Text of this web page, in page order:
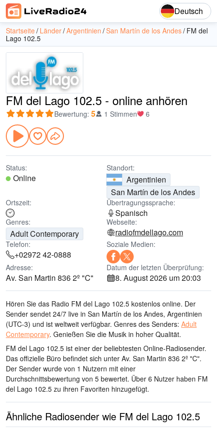
Deutsch
Startseite Länder Argentinien San Martín de los Andes FM del
Lago 102.5
FM del Lago 102.5 - online anhören
Bewertung: 5 1 Stimmen 6
Status:
Online
Standort:
Argentinien
San Martín de los Andes
Ortszeit: Übertragungssprache:
Spanisch
Genres:
Adult Contemporary
Webseite:
radiofmdellago.com
Telefon:
+02972 42-0888
Soziale Medien:
Adresse:
Av. San Martin 836 2º "C"
Datum der letzten Überprüfung:
8. August 2026 um 20:03
Hören Sie das Radio FM del Lago 102.5 kostenlos online. Der
Sender sendet 24/7 live in San Martín de los Andes, Argentinien
(UTC-3) und ist weltweit verfügbar. Genres des Senders: Adult
Contemporary. Genießen Sie die Musik in hoher Qualität.
FM del Lago 102.5 ist einer der beliebtesten Online-Radiosender.
Das offizielle Büro befindet sich unter Av. San Martin 836 2º "C".
Der Sender wurde von 1 Nutzern mit einer
Durchschnittsbewertung von 5 bewertet. Über 6 Nutzer haben FM
del Lago 102.5 zu ihren Favoriten hinzugefügt.
Ähnliche Radiosender wie FM del Lago 102.5